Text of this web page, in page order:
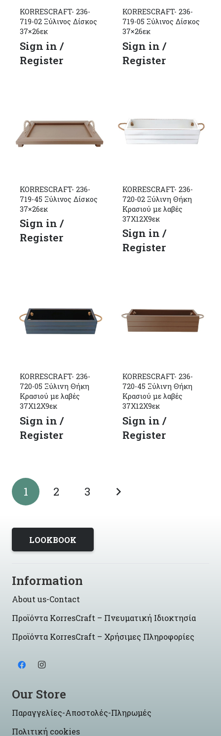
KORRESCRAFT- 236-
719-02 Ξύλινος Δίσκος
37×26εκ
Sign in /
Register
KORRESCRAFT- 236-
719-05 Ξύλινος Δίσκος
37×26εκ
Sign in /
Register
KORRESCRAFT- 236-
719-45 Ξύλινος Δίσκος
37×26εκ
Sign in /
Register
KORRESCRAFT- 236-
720-02 Ξύλινη Θήκη
Κρασιού με λαβές
37Χ12Χ9εκ
Sign in /
Register
KORRESCRAFT- 236-
720-05 Ξύλινη Θήκη
Κρασιού με λαβές
37Χ12Χ9εκ
Sign in /
Register
KORRESCRAFT- 236-
720-45 Ξύλινη Θήκη
Κρασιού με λαβές
37Χ12Χ9εκ
Sign in /
Register
1 2 3
LOOKBOOK
Information
About us-Contact
Προϊόντα KorresCraft – Πνευματική Ιδιοκτησία
Προϊόντα KorresCraft – Χρήσιμες Πληροφορίες
Our Store
Παραγγελίες-Αποστολές-Πληρωμές
Πολιτική cookies